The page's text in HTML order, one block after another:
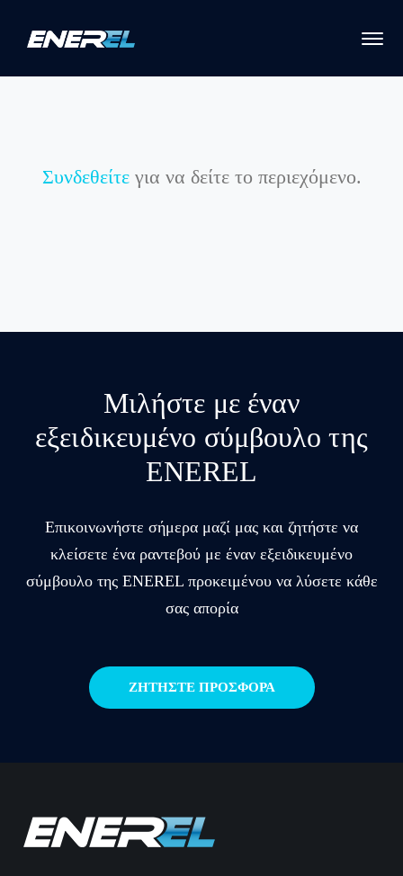
Συνδεθείτεγια να δείτε το περιεχόμενο.
Μιλήστε με έναν
εξειδικευμένο σύμβουλο της
ENEREL
Επικοινωνήστε σήμερα μαζί μας και ζητήστε να
κλείσετε ένα ραντεβού με έναν εξειδικευμένο
σύμβουλο της ENEREL προκειμένου να λύσετε κάθε
σας απορία
ΖΗΤΗΣΤΕ ΠΡΟΣΦΟΡΑ